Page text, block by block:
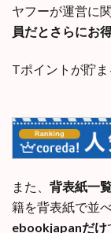
ヤフーが運営に
員だとさらにお
Tポイントが貯ま
また、 背表紙一
籍を背表紙で並
ebookjapanだけ